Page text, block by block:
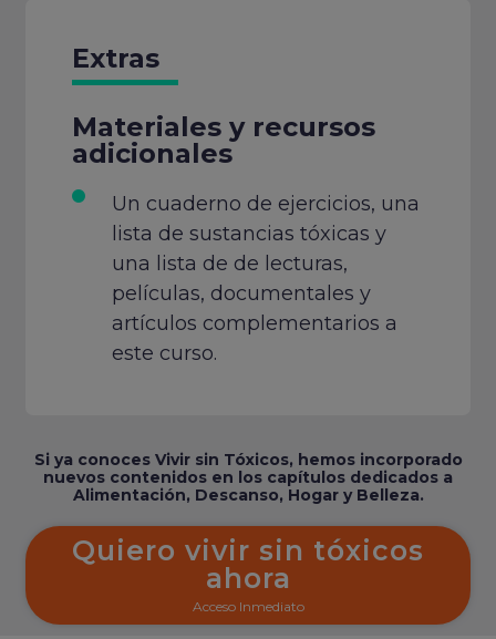
Extras
Materiales y recursos
adicionales
Un cuaderno de ejercicios, una
lista de sustancias tóxicas y
una lista de de lecturas,
películas, documentales y
artículos complementarios a
este curso.
Si ya conoces Vivir sin Tóxicos, hemos incorporado
nuevos contenidos en los capítulos dedicados a
Alimentación, Descanso, Hogar y Belleza.
Quiero vivir sin tóxicos
ahora
Acceso Inmediato